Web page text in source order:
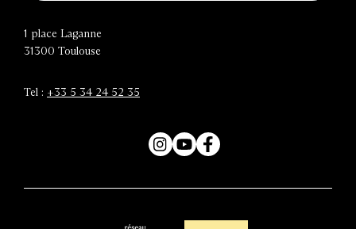
1 place Laganne
31300 Toulouse
Tel : +33 5 34 24 52 35
Instagram
YouTubeFacebook